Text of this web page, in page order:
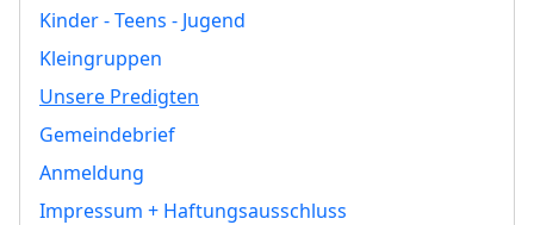
Kinder - Teens - Jugend
Kleingruppen
Unsere Predigten
Gemeindebrief
Anmeldung
Impressum + Haftungsausschluss